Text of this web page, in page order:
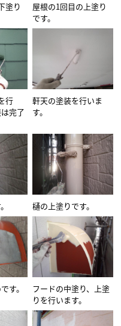
塗り
屋根の1回目の上塗り
です。
行
完了
軒天の塗装を行いま
す。
樋の上塗りです。
す。
フードの中塗り、上塗
りを行います。